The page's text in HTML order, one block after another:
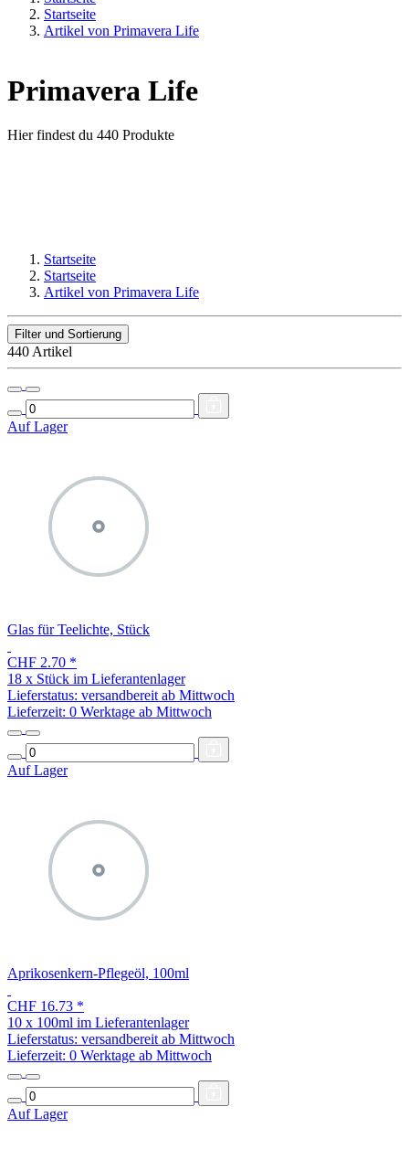
Startseite
Artikel von Primavera Life
Primavera Life
Hier findest du 440 Produkte
Startseite
Startseite
Artikel von Primavera Life
Filter und Sortierung
440 Artikel
Auf Lager
Glas für Teelichte, Stück
CHF 2.70 *
18 x Stück im Lieferantenlager
Lieferstatus: versandbereit ab Mittwoch
Lieferzeit: 0 Werktage ab Mittwoch
Auf Lager
Aprikosenkern-Pflegeöl, 100ml
CHF 16.73 *
10 x 100ml im Lieferantenlager
Lieferstatus: versandbereit ab Mittwoch
Lieferzeit: 0 Werktage ab Mittwoch
Auf Lager